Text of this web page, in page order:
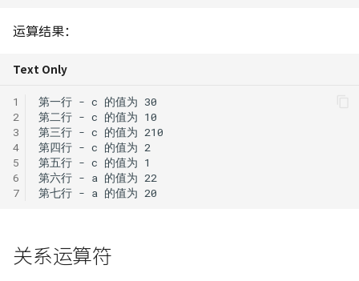
运算结果：
Text Only
1
2
3
4
5
6
7
关系运算符